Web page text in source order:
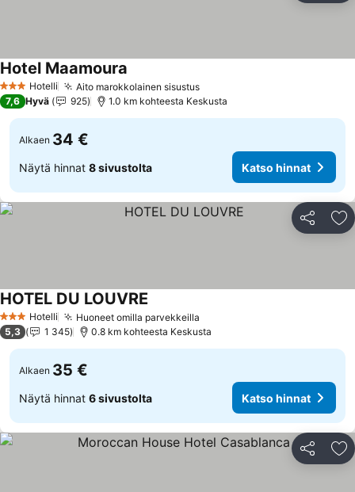
3 Tähtiluokitus
Hotelli Aito marokkolainen sisustusKatso hinnat
Hotel Maamoura
7,6 Hyvä 925 1.0 km kohteesta Keskusta
Alkaen 34 €
Näytä hinnat 8 sivustolta Katso hinnat
Jaa
3 Tähtiluokitus
Hotelli Huoneet omilla parvekkeilla
HOTEL DU LOUVRE
5,3 1 345 0.8 km kohteesta Keskusta
Alkaen 35 €
Näytä hinnat 6 sivustolta Katso hinnat
Jaa